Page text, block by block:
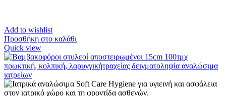
Add to wishlist
Προσθήκη στο καλάθι
Quick view